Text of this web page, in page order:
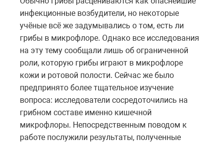
инфекционные возбудители, но некоторые
учёные всё же задумывались о том, есть ли
грибы в микрофлоре. Однако все исследования
на эту тему сообщали лишь об ограниченной
роли, которую грибы играют в микрофлоре
кожи и ротовой полости. Сейчас же было
предпринято более тщательное изучение
вопроса: исследователи сосредоточились на
грибном составе именно кишечной
микрофлоры. Непосредственным поводом к
работе послужили результаты, полученные